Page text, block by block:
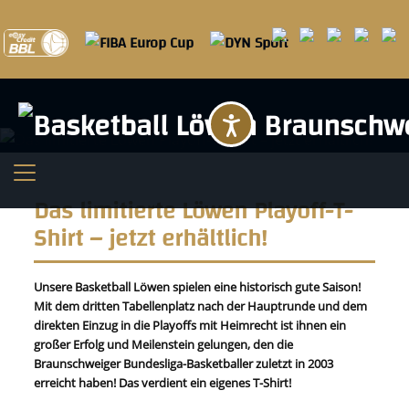
Das limitierte Löwen Playoff-T-
Shirt – jetzt erhältlich!
Unsere Basketball Löwen spielen eine historisch gute Saison!
Mit dem dritten Tabellenplatz nach der Hauptrunde und dem
direkten Einzug in die Playoffs mit Heimrecht ist ihnen ein
großer Erfolg und Meilenstein gelungen, den die
Braunschweiger Bundesliga-Basketballer zuletzt in 2003
erreicht haben! Das verdient ein eigenes T-Shirt!